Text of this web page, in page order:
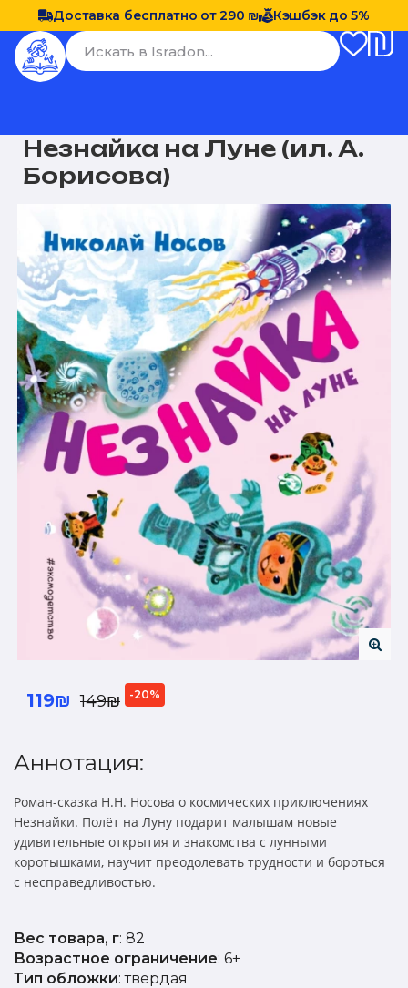
Доставка бесплатно от 290 ₪ Кэшбэк до 5%
Незнайка на Луне (ил. А.
Борисова)
119₪ 149₪ -20%
Аннотация:
Роман-сказка Н.Н. Носова о космических приключениях
Незнайки. Полёт на Луну подарит малышам новые
удивительные открытия и знакомства с лунными
коротышками, научит преодолевать трудности и бороться
с несправедливостью.
Вес товара, г: 82
Возрастное ограничение: 6+
Тип обложки: твёрдая